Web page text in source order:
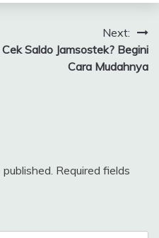
Next:
Cek Saldo Jamsostek? Begini
Cara Mudahnya
Required fields